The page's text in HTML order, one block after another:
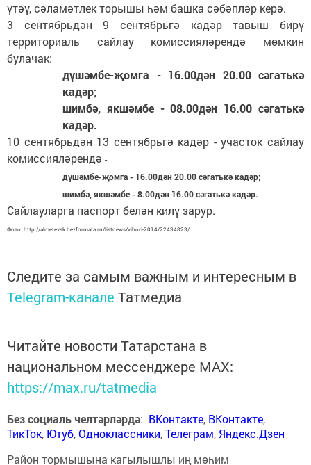
үтәү, сәламәтлек торышы һәм башка сәбәпләр керә.
3 сентябрьдән 9 сентябрьгә кадәр тавыш бирү
территориаль сайлау комиссияләрендә мөмкин
булачак:
дүшәмбе-җомга - 16.00дән 20.00 сәгатькә
кадәр;
шимбә, якшәмбе - 08.00дән 16.00 сәгатькә
кадәр.
10 сентябрьдән 13 сентябрьгә кадәр - участок сайлау
комиссияләрендә -
дүшәмбе-җомга - 16.00дән 20.00 сәгатькә кадәр;
шимбә, якшәмбе - 8.00дән 16.00 сәгатькә кадәр.
Сайлауларга паспорт белән килү зарур.
Фото: http://almetevsk.bezformata.ru/listnews/vibori-2014/22434823/
Следите за самым важным и интересным в
Telegram-канале Татмедиа
Читайте новости Татарстана в
национальном мессенджере MАХ:
https://max.ru/tatmedia
Без социаль челтәрләрдә: ВКонтакте, ВКонтакте,
ТикТок, Ютуб,Одноклассники,Телеграм, Яндекс.Дзен
Район тормышына кагылышлы иң мөһим